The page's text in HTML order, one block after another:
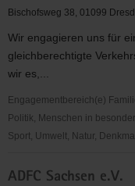
Skeleton
Bobsport
des
Dresdner
SC
1898
e.V.
Bischofsweg 38, 01099
Wir engagieren uns für
gleichberechtigte
wir es,...
Engagementbereich(e)
Politik, Menschen in
Sport, Umwelt, Natur,
Dresden
ADFC Sachsen e.V.